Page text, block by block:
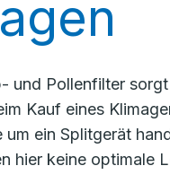
und Pollenfilter
Kauf eines
um ein Splitgerät
hier keine optimale